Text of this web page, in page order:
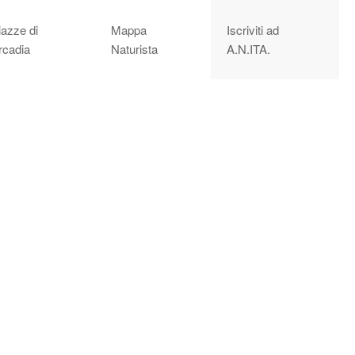
di
Mappa
Naturista
Iscriviti ad
A.N.ITA.